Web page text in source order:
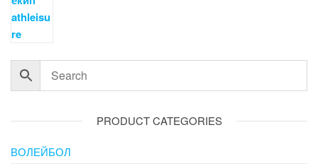
PRODUCT CATEGORIES
ВОЛЕЙБОЛ